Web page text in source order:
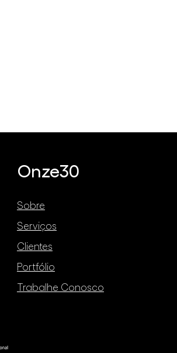
Onze30
Sobre
Serviços
Clientes
Portfólio
Trabalhe Conosco